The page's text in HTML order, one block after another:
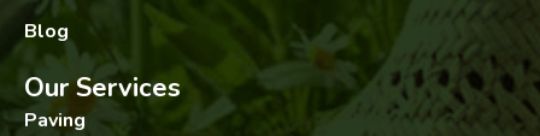
Blog
Our Services
Paving